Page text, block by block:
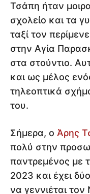
Τσάπη ήταν
σχολείο και τα
ταξί τον
στην Αγία
στα στούντιο.
και ως μέλος
τηλεοπτικά
του.
Σήμερα, ο Άρης
πολύ στην
παντρεμένος με
2023 και έχει
να γεννιέται